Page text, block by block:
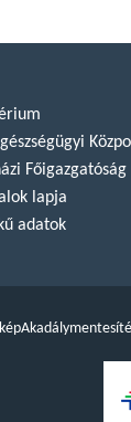
Főigazgatóság
lapja
adatok